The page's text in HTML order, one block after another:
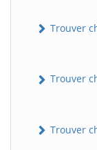
Trouver
Trouver
Trouver